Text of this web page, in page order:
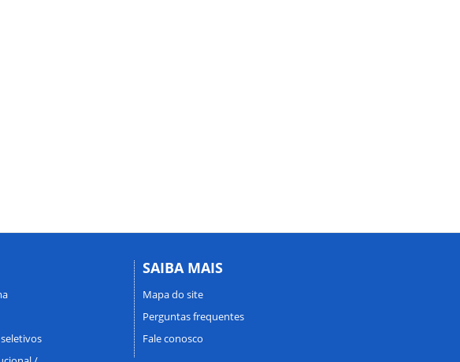
SAIBA MAIS
Mapa do site
Perguntas frequentes
Fale conosco